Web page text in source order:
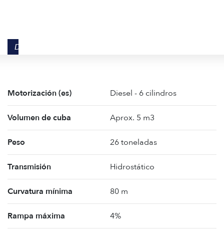
DATOS TÉCNICOS
Motorización (es) Diesel - 6 cilindros
Volumen de cuba Aprox. 5 m3
Peso 26 toneladas
Transmisión Hidrostático
Curvatura mínima 80 m
Rampa máxima 4%